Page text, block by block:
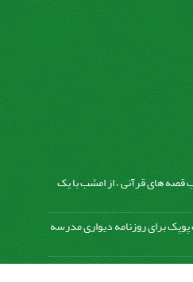
های قرآنی ، از امشب با یک
پوپک برای روزنامه دیواری مدرسه